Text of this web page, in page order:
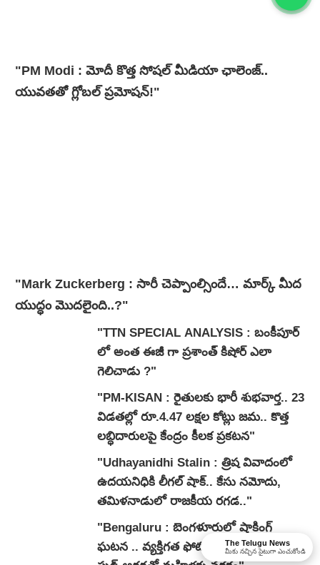
"PM Modi : మోదీ కొత్త సోషల్ మీడియా ఛాలెంజ్..
యువతతో గ్లోబల్ ప్రమోషన్!"
"Mark Zuckerberg : సారీ చెప్పాంల్సిందే… మార్క్ మీద
యుద్ధం మొదలైంది..?"
"TTN SPECIAL ANALYSIS : బంకీపూర్
లో అంత ఈజీ గా ప్రశాంత్ కిషోర్ ఎలా
గెలిచాడు ?"
"PM-KISAN : రైతులకు భారీ శుభవార్త.. 23
విడతల్లో రూ.4.47 లక్షల కోట్లు జమ.. కొత్త
లబ్ధిదారులపై కేంద్రం కీలక ప్రకటన"
"Udhayanidhi Stalin : త్రిష వివాదంలో
ఉదయనిధికి లీగల్ షాక్.. కేసు నమోదు,
తమిళనాడులో రాజకీయ రగడ.."
"Bengaluru : బెంగళూరులో షాకింగ్
ఘటన .. వ్యక్తిగత ఫోటోల లీక్ .. అర్ధరాత్రి
The Telugu News
మీకు నచ్చిన సైటుగా ఎంచుకోండి